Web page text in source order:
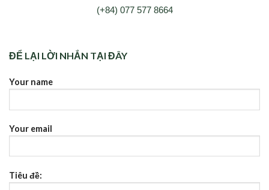
(+84) 077 577 8664
ĐỂ LẠI LỜI NHẮN TẠI ĐÂY
Your name
Your email
Tiêu đề: